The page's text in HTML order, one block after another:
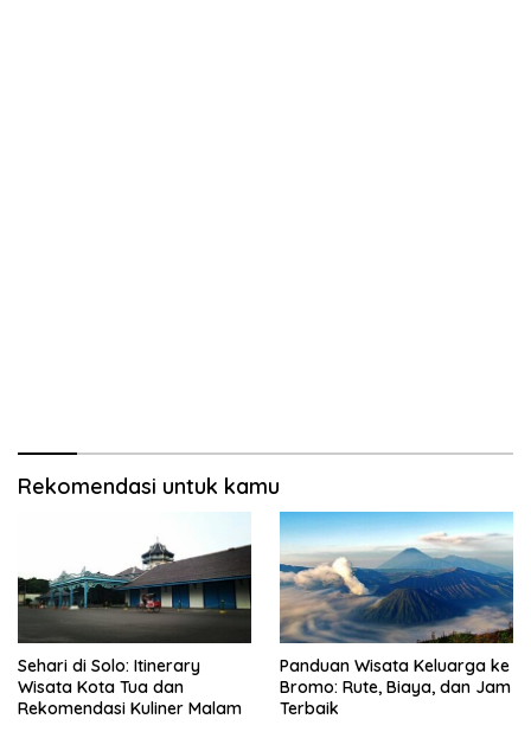
Rekomendasi untuk kamu
Sehari di Solo: Itinerary
Wisata Kota Tua dan
Rekomendasi Kuliner Malam
Panduan Wisata Keluarga ke
Bromo: Rute, Biaya, dan Jam
Terbaik